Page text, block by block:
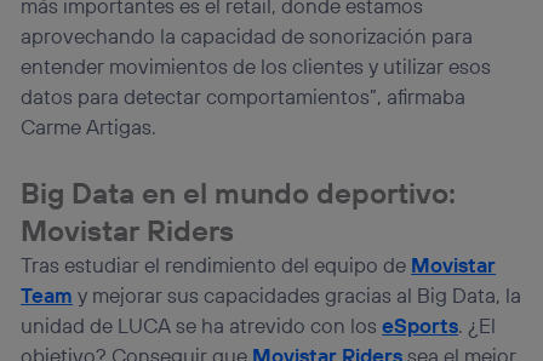
más importantes es el retail, donde estamos
aprovechando la capacidad de sonorización para
entender movimientos de los clientes y utilizar esos
datos para detectar comportamientos”, afirmaba
Carme Artigas.
Big Data en el mundo deportivo:
Movistar Riders
Tras estudiar el rendimiento del equipo de Movistar
Team y mejorar sus capacidades gracias al Big Data, la
unidad de LUCA se ha atrevido con loseSports. ¿El
objetivo? Conseguir que Movistar Riderssea el mejor